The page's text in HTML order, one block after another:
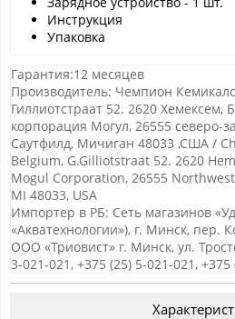
Инструкция
Упаковка
Гарантия:12 месяцев
Производитель: Чемпион
Гиллиотстраат 52. 2620 Хемексем,
корпорация Могул, 26555 северо-
Саутфилд, Мичиган 48033 ,США /
Belgium, G.Gilliotstraat 52. 2620
Mogul Corporation, 26555
MI 48033, USA
Импортер в РБ: Сеть магазинов
«Акватехнологии»), г. Минск, пер.
ООО «Триовист» г. Минск, ул.
3-021-021, +375 (25) 5-021-021, +375